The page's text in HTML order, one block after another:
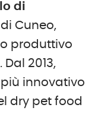
di
Cuneo,
produttivo
2013,
innovativo
dry pet food